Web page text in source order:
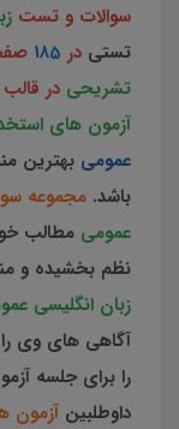
سوالات و تست
تستی در 185
تشریحی در
آزمون های
عمومی بهترین
باشد. مجموعه
عمومی مطالب
نظم بخشیده و
زبان انگلیسی
آگاهی های وی
را برای جلسه
داوطلبین آزمون